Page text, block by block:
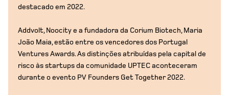
destacado em 2022.
Addvolt, Noocity e a fundadora da Corium Biotech, Maria
João Maia, estão entre os vencedores dos Portugal
Ventures Awards. As distinções atribuídas pela capital de
risco às startups da comunidade UPTEC aconteceram
durante o evento PV Founders Get Together 2022.